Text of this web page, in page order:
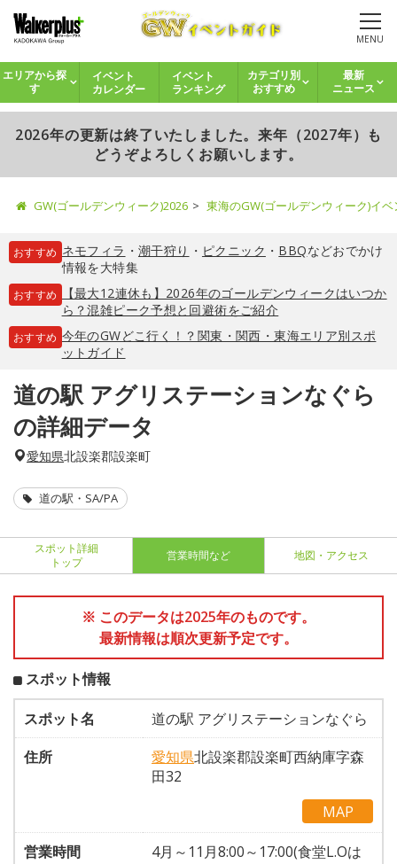
MENU
エリアから探
す
イベント
カレンダー
イベント
ランキング
カテゴリ別
おすすめ
最新
ニュース
2026年の更新は終了いたしました。来年（2027年）も
どうぞよろしくお願いします。
GW(ゴールデンウィーク)2026 東海のGW(ゴールデンウィーク)イ
おすすめ ネモフィラ ・ 潮干狩り ・ ピクニック ・ BBQなどおでかけ
情報を大特集
おすすめ
【最大12連休も】2026年のゴールデンウィークはいつか
ら？混雑ピーク予想と回避術をご紹介
おすすめ 今年のGWどこ行く！？関東・関西・東海エリア別スポ
ットガイド
道の駅 アグリステーションなぐら
の詳細データ
愛知県北設楽郡設楽町
道の駅・SA/PA
スポット詳細
トップ
営業時間など 地図・アクセス
※ このデータは2025年のものです。
最新情報は順次更新予定です。
スポット情報
スポット名
道の駅 アグリステーションなぐら
住所
愛知県北設楽郡設楽町西納庫字森
田32
MAP
営業時間
4月～11月8:00～17:00(食堂L.Oは